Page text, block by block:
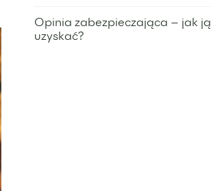
Opinia zabezpieczająca – jak ją
uzyskać?